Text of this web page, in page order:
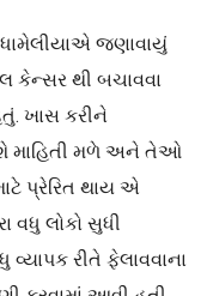
જણાવાયું
થી બચાવવા
ખાસ કરીને
માહિતી મળે અને તેઓ
પ્રેરિત થાય એ
વધુ લોકો સુધી
રીતે ફેલાવવાના